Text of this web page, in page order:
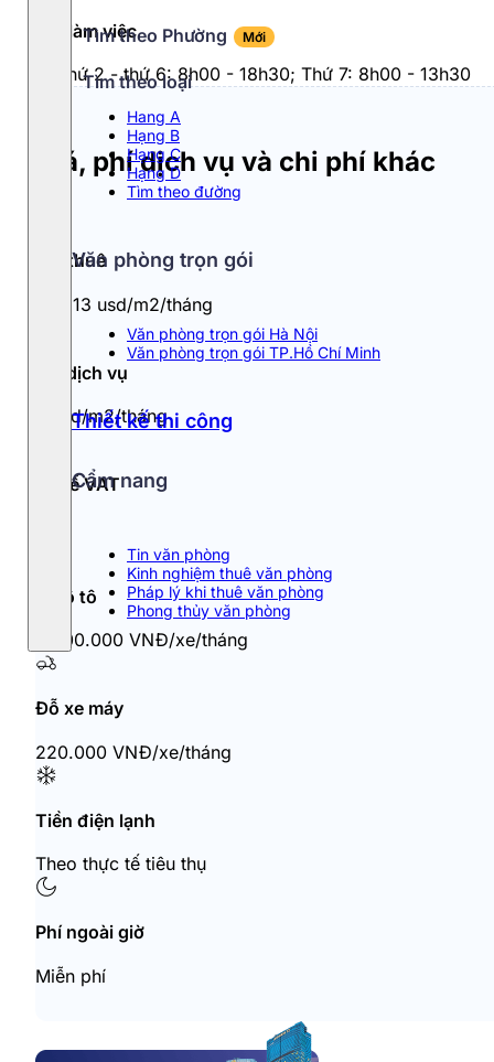
Tìm theo Phường Mới
Tìm theo loại
Hang A
Hạng B
Hạng C
Hạng D
Tìm theo đường
Văn phòng trọn gói
Văn phòng trọn gói Hà Nội
Văn phòng trọn gói TP.Hồ Chí Minh
Thiết kế thi công
Cẩm nang
Tin văn phòng
Kinh nghiệm thuê văn phòng
Pháp lý khi thuê văn phòng
Phong thủy văn phòng
Giờ làm việc
Từ thứ 2 - thứ 6: 8h00 - 18h30; Thứ 7: 8h00 - 13h30
Giá, phí dịch vụ và chi phí khác
Giá thuê
12 - 13 usd/m2/tháng
Phí dịch vụ
2 usd/m2/tháng
Thuế VAT
Đỗ ô tô
2.000.000 VNĐ/xe/tháng
Đỗ xe máy
220.000 VNĐ/xe/tháng
Tiền điện lạnh
Theo thực tế tiêu thụ
Phí ngoài giờ
Miễn phí